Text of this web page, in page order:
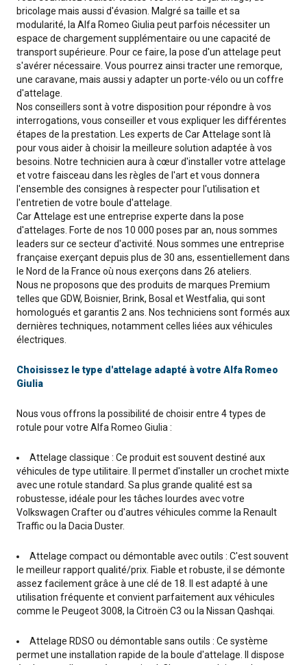
bricolage mais aussi d'évasion. Malgré sa taille et sa
modularité, la Alfa Romeo Giulia peut parfois nécessiter un
espace de chargement supplémentaire ou une capacité de
transport supérieure. Pour ce faire, la pose d'un attelage peut
s'avérer nécessaire. Vous pourrez ainsi tracter une remorque,
une caravane, mais aussi y adapter un porte-vélo ou un coffre
d'attelage.
Nos conseillers sont à votre disposition pour répondre à vos
interrogations, vous conseiller et vous expliquer les différentes
étapes de la prestation. Les experts de Car Attelage sont là
pour vous aider à choisir la meilleure solution adaptée à vos
besoins. Notre technicien aura à cœur d'installer votre attelage
et votre faisceau dans les règles de l'art et vous donnera
l'ensemble des consignes à respecter pour l'utilisation et
l'entretien de votre boule d'attelage.
Car Attelage est une entreprise experte dans la pose
d'attelages. Forte de nos 10 000 poses par an, nous sommes
leaders sur ce secteur d'activité. Nous sommes une entreprise
française exerçant depuis plus de 30 ans, essentiellement dans
le Nord de la France où nous exerçons dans 26 ateliers.
Nous ne proposons que des produits de marques Premium
telles que GDW, Boisnier, Brink, Bosal et Westfalia, qui sont
homologués et garantis 2 ans. Nos techniciens sont formés aux
dernières techniques, notamment celles liées aux véhicules
électriques.
Choisissez le type d'attelage adapté à votre Alfa Romeo
Giulia
Nous vous offrons la possibilité de choisir entre 4 types de
rotule pour votre Alfa Romeo Giulia :
Attelage classique : Ce produit est souvent destiné aux
véhicules de type utilitaire. Il permet d'installer un crochet mixte
avec une rotule standard. Sa plus grande qualité est sa
robustesse, idéale pour les tâches lourdes avec votre
Volkswagen Crafter ou d'autres véhicules comme la Renault
Traffic ou la Dacia Duster.
Attelage compact ou démontable avec outils : C'est souvent
le meilleur rapport qualité/prix. Fiable et robuste, il se démonte
assez facilement grâce à une clé de 18. Il est adapté à une
utilisation fréquente et convient parfaitement aux véhicules
comme le Peugeot 3008, la Citroën C3 ou la Nissan Qashqai.
Attelage RDSO ou démontable sans outils : Ce système
permet une installation rapide de la boule d'attelage. Il dispose